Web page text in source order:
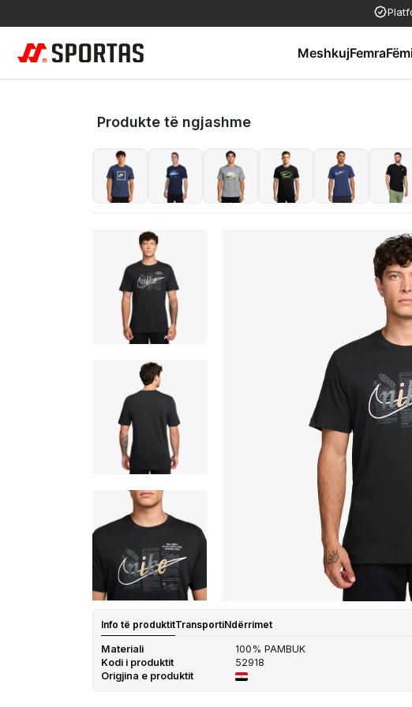
MeshkujFemra
Produkte të ngjashme
Info të produktitTransportiNdërrimet
Materiali
100% PAMBUK
Kodi i produktit
52918
Origjina e produktit